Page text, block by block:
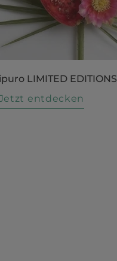
ipuro LIMITED EDITIONS
entdecken